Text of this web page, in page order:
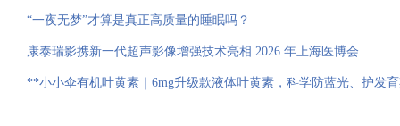
“一夜无梦”才算是真正高质量的睡眠吗？
康泰瑞影携新一代超声影像增强技术亮相 2026 年上海医博会
**小小伞有机叶黄素｜6mg升级款液体叶黄素，科学防蓝光、护发